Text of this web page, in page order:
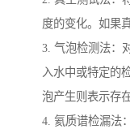
度的变化。如果
3. 气泡检测法：
入水中或特定的
泡产生则表示存
4. 氦质谱检漏法